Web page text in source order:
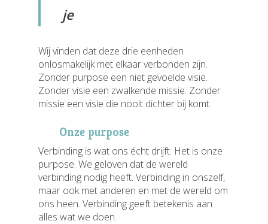
je
Wij vinden dat deze drie eenheden
onlosmakelijk met elkaar verbonden zijn.
Zonder purpose een niet gevoelde visie.
Zonder visie een zwalkende missie. Zonder
missie een visie die nooit dichter bij komt.
Onze purpose
Verbinding is wat ons écht drijft. Het is onze
purpose. We geloven dat de wereld
verbinding nodig heeft. Verbinding in onszelf,
maar ook met anderen en met de wereld om
ons heen. Verbinding geeft betekenis aan
alles wat we doen.